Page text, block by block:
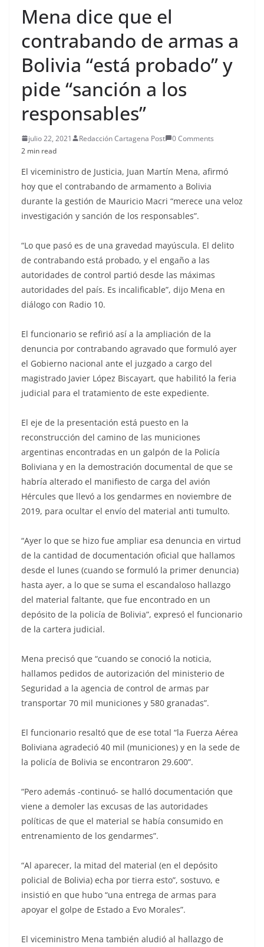
Mena dice que el
contrabando de armas a
Bolivia “está probado” y
pide “sanción a los
responsables”
julio 22, 2021 Redacción Cartagena Post
0 Comments
2 min read
El viceministro de Justicia, Juan Martín Mena, afirmó
hoy que el contrabando de armamento a Bolivia
durante la gestión de Mauricio Macri “merece una veloz
investigación y sanción de los responsables”.
“Lo que pasó es de una gravedad mayúscula. El delito
de contrabando está probado, y el engaño a las
autoridades de control partió desde las máximas
autoridades del país. Es incalificable”, dijo Mena en
diálogo con Radio 10.
El funcionario se refirió así a la ampliación de la
denuncia por contrabando agravado que formuló ayer
el Gobierno nacional ante el juzgado a cargo del
magistrado Javier López Biscayart, que habilitó la feria
judicial para el tratamiento de este expediente.
El eje de la presentación está puesto en la
reconstrucción del camino de las municiones
argentinas encontradas en un galpón de la Policía
Boliviana y en la demostración documental de que se
habría alterado el manifiesto de carga del avión
Hércules que llevó a los gendarmes en noviembre de
2019, para ocultar el envío del material anti tumulto.
“Ayer lo que se hizo fue ampliar esa denuncia en virtud
de la cantidad de documentación oficial que hallamos
desde el lunes (cuando se formuló la primer denuncia)
hasta ayer, a lo que se suma el escandaloso hallazgo
del material faltante, que fue encontrado en un
depósito de la policía de Bolivia”, expresó el funcionario
de la cartera judicial.
Mena precisó que “cuando se conoció la noticia,
hallamos pedidos de autorización del ministerio de
Seguridad a la agencia de control de armas par
transportar 70 mil municiones y 580 granadas”.
El funcionario resaltó que de ese total “la Fuerza Aérea
Boliviana agradeció 40 mil (municiones) y en la sede de
la policía de Bolivia se encontraron 29.600”.
“Pero además -continuó- se halló documentación que
viene a demoler las excusas de las autoridades
políticas de que el material se había consumido en
entrenamiento de los gendarmes”.
“Al aparecer, la mitad del material (en el depósito
policial de Bolivia) echa por tierra esto”, sostuvo, e
insistió en que hubo “una entrega de armas para
apoyar el golpe de Estado a Evo Morales”.
El viceministro Mena también aludió al hallazgo de